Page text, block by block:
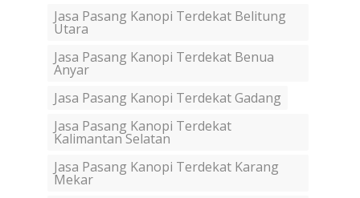
Jasa Pasang Kanopi Terdekat Belitung
Utara
Jasa Pasang Kanopi Terdekat Benua
Anyar
Jasa Pasang Kanopi Terdekat Gadang
Jasa Pasang Kanopi Terdekat
Kalimantan Selatan
Jasa Pasang Kanopi Terdekat Karang
Mekar